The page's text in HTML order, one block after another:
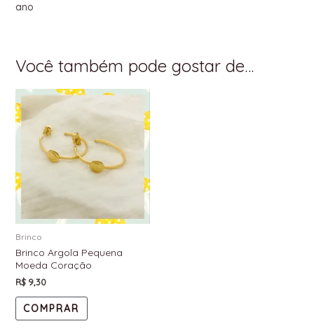
ano
Você também pode gostar de…
Brinco
Brinco Argola Pequena
Moeda Coração
R$9,30
COMPRAR